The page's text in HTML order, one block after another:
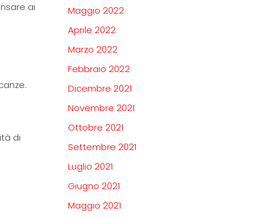
ai
di
Maggio 2022
Aprile 2022
Marzo 2022
Febbraio 2022
Dicembre 2021
Novembre 2021
Ottobre 2021
Settembre 2021
Luglio 2021
Giugno 2021
Maggio 2021